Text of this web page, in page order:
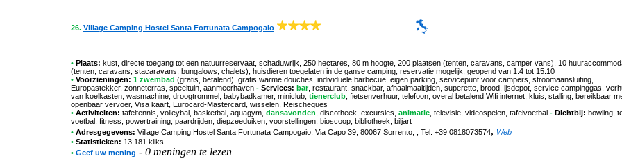
26. Village Camping Hostel Santa Fortunata Campogaio
• Plaats: kust, directe toegang tot een natuurreservaat, schaduwrijk, 250 hectares, 80 m hoogte, 200 plaatsen (tenten, caravans, camper vans), 10
(tenten, caravans, stacaravans, bungalows, chalets), huisdieren toegelaten in de ganse camping, reservatie mogelijk, geopend van 1.4 tot 15.10
• Voorzieningen: 1 zwembad (gratis, betalend), gratis warme douches, individuele barbecue, eigen parking, servicepunt voor campers, stroomaansluiting,
Europastekker, zonneterras, speeltuin, aanmeerhaven - Services: bar, restaurant, snackbar, afhaalmaaltijden, superette, brood, ijsdepot, service campinggas,
van koelkasten, wasmachine, droogtrommel, babybadkamer, miniclub, tienerclub , fietsenverhuur, telefoon, overal betalend Wifi internet, kluis, stalling, bereikbaar
openbaar vervoer, Visa kaart, Eurocard-Mastercard, wisselen, Reischeques
• Activiteiten: tafeltennis, volleybal, basketbal, aquagym, dansavonden , discotheek, excursies, animatie , televisie, videospelen, tafelvoetbal - Dichtbij: bowling,
voetbal, fitness, powertraining, paardrijden, diepzeeduiken, voorstellingen, bioscoop, bibliotheek, biljart
• Adresgegevens: Village Camping Hostel Santa Fortunata Campogaio , Via Capo 39, 80067 Sorrento, , Tel. +39 0818073574, Web
• Statistieken: 13 181 kliks
• Geef uw mening - 0 meningen te lezen